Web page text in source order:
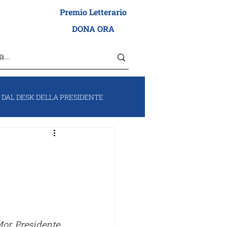
Premio Letterario
DONA ORA
DAL DESK DELLA PRESIDENTE
VOCI DA ISRAELE
Presidente